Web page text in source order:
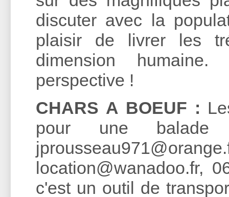
discuter avec la
plaisir de livrer les
dimension
perspective !
CHARS A BOEUF :
pour une balade
location@wanadoo.fr,
c'est un outil de